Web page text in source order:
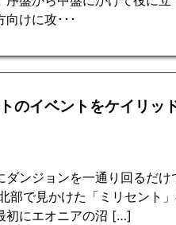
けに攻･･･
のイベントをケイリッ
ンジョンを一通り回るだ
部で見かけた「ミリセント
初にエオニアの沼 […]